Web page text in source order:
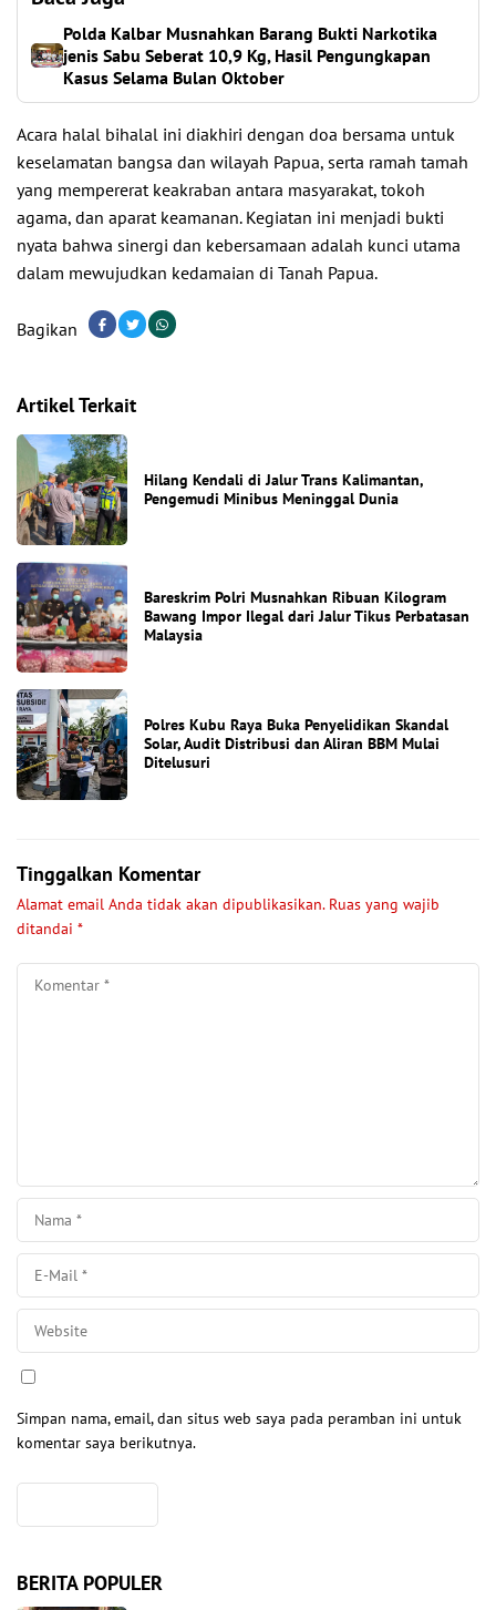
Polda Kalbar Musnahkan Barang Bukti Narkotika
jenis Sabu Seberat 10,9 Kg, Hasil Pengungkapan
Kasus Selama Bulan Oktober
Acara halal bihalal ini diakhiri dengan doa bersama untuk
keselamatan bangsa dan wilayah Papua, serta ramah tamah
yang mempererat keakraban antara masyarakat, tokoh
agama, dan aparat keamanan. Kegiatan ini menjadi bukti
nyata bahwa sinergi dan kebersamaan adalah kunci utama
dalam mewujudkan kedamaian di Tanah Papua.
Bagikan
Artikel Terkait
Hilang Kendali di Jalur Trans Kalimantan,
Pengemudi Minibus Meninggal Dunia
Bareskrim Polri Musnahkan Ribuan Kilogram
Bawang Impor Ilegal dari Jalur Tikus Perbatasan
Malaysia
Polres Kubu Raya Buka Penyelidikan Skandal
Solar, Audit Distribusi dan Aliran BBM Mulai
Ditelusuri
Tinggalkan Komentar
Alamat email Anda tidak akan dipublikasikan. Ruas yang wajib
ditandai *
Simpan nama, email, dan situs web saya pada peramban ini untuk
komentar saya berikutnya.
BERITA POPULER